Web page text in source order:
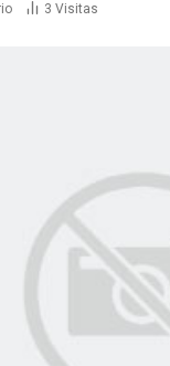
3 Visitas